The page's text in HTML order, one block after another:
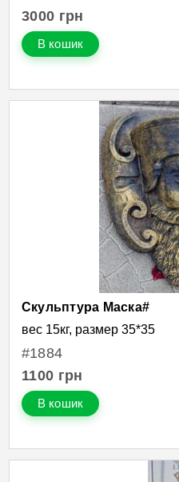
3000 грн
В кошик
Скульптура Маска#
вес 15кг, размер 35*35
#1884
1100 грн
В кошик